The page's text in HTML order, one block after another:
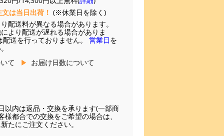
は当日出荷！ (※休業日を除く)
配送料が異なる場合があります。
より配送が遅れる場合がありま
送を行っておりません。 営業日を
て
お届け日数について
以内は返品・交換を承ります(一部商
様都合での交換をご希望の場合は、
たにご注文ください。